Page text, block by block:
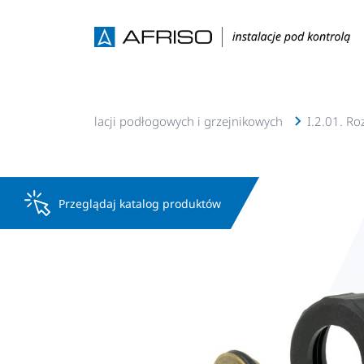
instalacji podłogowych i grzejnikowych I.2.01.
Przeglądaj katalog produktów